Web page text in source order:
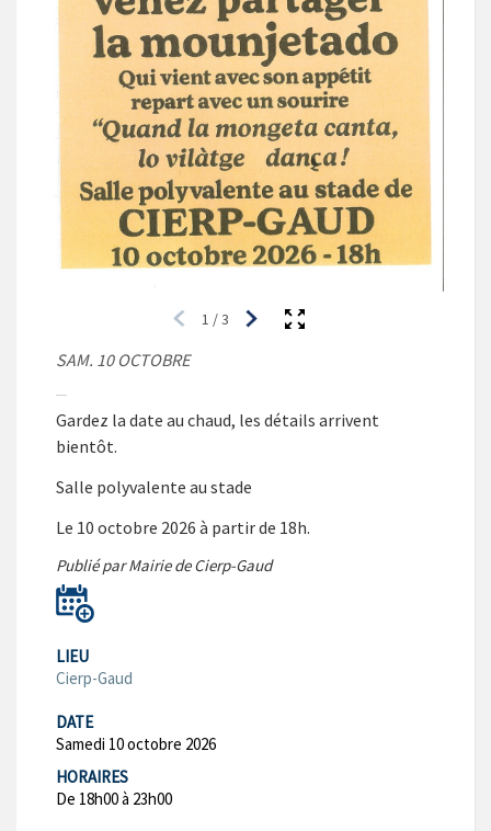
1 /3
SAM. 10 OCTOBRE
Gardez la date au chaud, les détails arrivent
bientôt.
Salle polyvalente au stade
Le 10 octobre 2026 à partir de 18h.
Publié par Mairie de Cierp-Gaud
LIEU
Cierp-Gaud
DATE
Samedi 10 octobre 2026
HORAIRES
De 18h00 à 23h00